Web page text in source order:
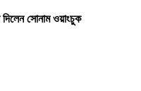
দিলেন সোনাম ওয়াংচুক